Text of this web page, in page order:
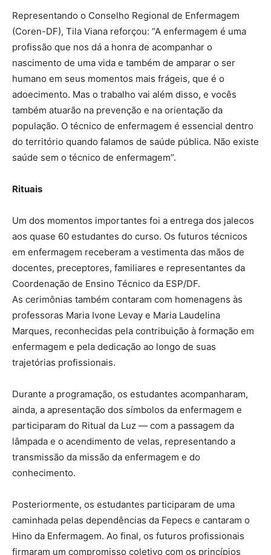
Representando o Conselho Regional de Enfermagem
(Coren-DF), Tila Viana reforçou: “A enfermagem é uma
profissão que nos dá a honra de acompanhar o
nascimento de uma vida e também de amparar o ser
humano em seus momentos mais frágeis, que é o
adoecimento. Mas o trabalho vai além disso, e vocês
também atuarão na prevenção e na orientação da
população. O técnico de enfermagem é essencial dentro
do território quando falamos de saúde pública. Não existe
saúde sem o técnico de enfermagem”.
Rituais
Um dos momentos importantes foi a entrega dos jalecos
aos quase 60 estudantes do curso. Os futuros técnicos
em enfermagem receberam a vestimenta das mãos de
docentes, preceptores, familiares e representantes da
Coordenação de Ensino Técnico da ESP/DF.
As cerimônias também contaram com homenagens às
professoras Maria Ivone Levay e Maria Laudelina
Marques, reconhecidas pela contribuição à formação em
enfermagem e pela dedicação ao longo de suas
trajetórias profissionais.
Durante a programação, os estudantes acompanharam,
ainda, a apresentação dos símbolos da enfermagem e
participaram do Ritual da Luz — com a passagem da
lâmpada e o acendimento de velas, representando a
transmissão da missão da enfermagem e do
conhecimento.
Posteriormente, os estudantes participaram de uma
caminhada pelas dependências da Fepecs e cantaram o
Hino da Enfermagem. Ao final, os futuros profissionais
firmaram um compromisso coletivo com os princípios